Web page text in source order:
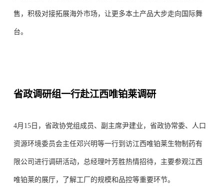
售，积极对接拓展海外市场，让更多本土产品大步走向国际舞
台。
省政调研组一行赴江西唯铂莱调研
4月15日，省政协党组成员、副主席尹建业，省政协常委、人口
资源环境委员会主任邓兴明等一行到访江西唯铂莱生物制 药有
限公司进行调研活动， 总经理叶芳胜热情招待，主要参观江西
唯铂莱的展厅，了解工厂的规模和品控等重要环节。